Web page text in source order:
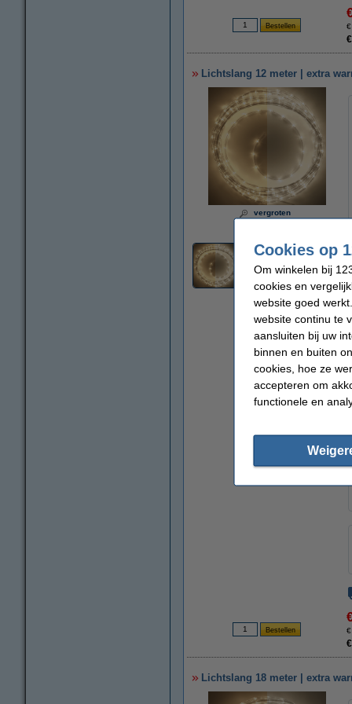
Lichtslang 12 meter | extra
vergroten
5
Lichtslang 18 meter | extra
Cookies op
Om winkelen bij
cookies en
website goed
website continu te
aansluiten bij uw
binnen en buiten
cookies, hoe ze
accepteren om
functionele en